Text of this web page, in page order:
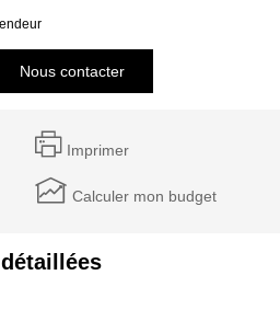
Nous contacter
Imprimer
Calculer mon budget